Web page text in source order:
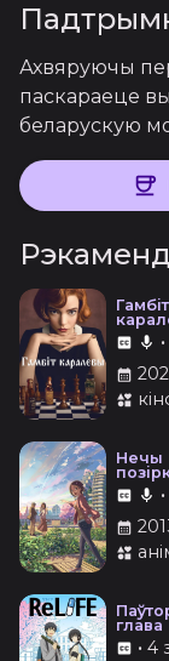
Ахвяруючы
паскараеце
беларускую
Гамбіт
•
Нечы
•
глава
• 4